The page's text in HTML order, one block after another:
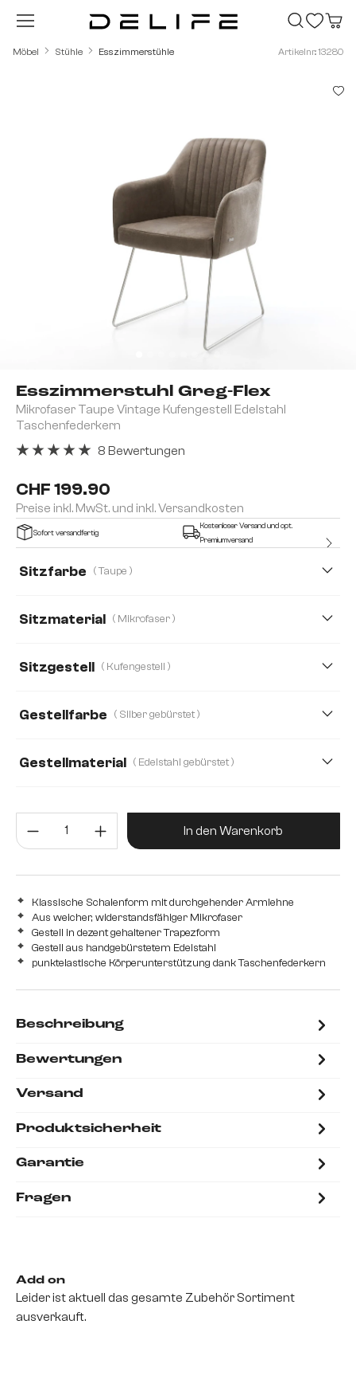
Zum Hauptinhalt springen
Möbel Stühle Esszimmerstühle Artikelnr.: 13280
Esszimmerstuhl Greg-Flex
Mikrofaser Taupe Vintage Kufengestell Edelstahl
Taschenfederkern
CHF 199.90
Preise inkl. MwSt. und inkl. Versandkosten
8 Bewertungen
Sofort versandfertig
Kostenloser Versand und opt.
Premiumversand
Sitzfarbe ( Taupe )
Sitzmaterial ( Mikrofaser )
Strukturstoff Soft Teddystoff
Sitzgestell ( Kufengestell )
Gestellfarbe ( Silber gebürstet )
Gestellmaterial ( Edelstahl gebürstet )
Produkt Anzahl: Gib den
In den Warenkorb
Klassische Schalenform mit durchgehender Armlehne
Aus weicher, widerstandsfähiger Mikrofaser
Gestell in dezent gehaltener Trapezform
Gestell aus handgebürstetem Edelstahl
punktelastische Körperunterstützung dank Taschenfederkern
Beschreibung
Bewertungen
Versand
Produktsicherheit
Garantie
Fragen
Add on
Leider ist aktuell das gesamte Zubehör Sortiment
ausverkauft.